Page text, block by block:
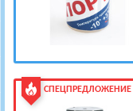
СПЕЦПРЕДЛОЖЕНИЕ